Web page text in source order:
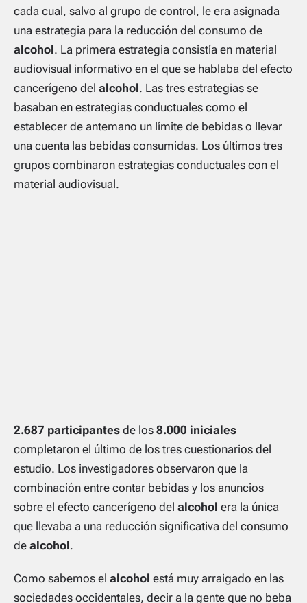
cada cual, salvo al grupo de control, le era asignada
una estrategia para la reducción del consumo de
alcohol. La primera estrategia consistía en material
audiovisual informativo en el que se hablaba del efecto
cancerígeno del alcohol. Las tres estrategias se
basaban en estrategias conductuales como el
establecer de antemano un límite de bebidas o llevar
una cuenta las bebidas consumidas. Los últimos tres
grupos combinaron estrategias conductuales con el
material audiovisual.
2.687 participantes de los 8.000 iniciales
completaron el último de los tres cuestionarios del
estudio. Los investigadores observaron que la
combinación entre contar bebidas y los anuncios
sobre el efecto cancerígeno del alcohol era la única
que llevaba a una reducción significativa del consumo
de alcohol.
Como sabemos el alcohol está muy arraigado en las
sociedades occidentales, decir a la gente que no beba